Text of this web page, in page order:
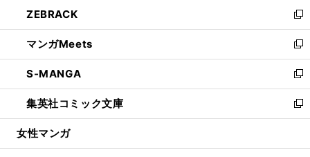
く
で
開
く
ド
ウ
で
開
く
ィ
ン
ド
ウ
で
開
く
い
ウ
ィ
ン
ド
ウ
で
開
ZEBRACK
新
し
い
ウ
ィ
ン
ド
ウ
開
マンガMeets
新
し
い
ウ
ィ
ン
ウ
S-MANGA
新
し
い
ウ
ン
集英社コミック文庫
新
し
ウ
女性マンガ